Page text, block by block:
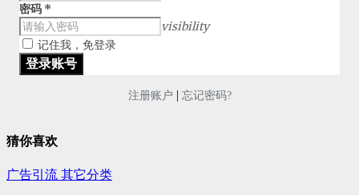
密码 *
visibility
记住我，免登录
注册账户 | 忘记密码?
猜你喜欢
广告引流 其它分类